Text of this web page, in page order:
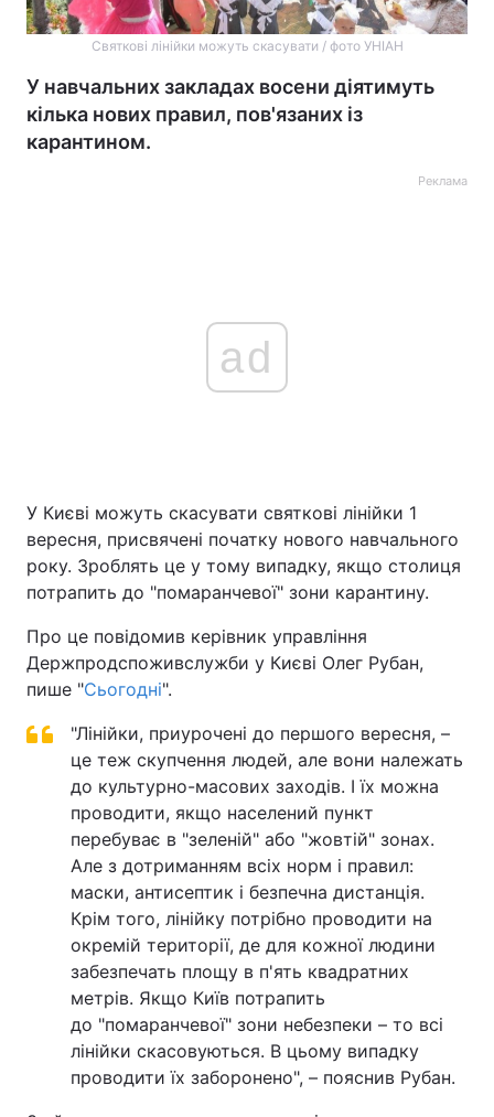
Святкові лінійки можуть скасувати / фото УНІАН
У навчальних закладах восени діятимуть
кілька нових правил, пов'язаних із
карантином.
Реклама
ad
У Києві можуть скасувати святкові лінійки 1
вересня, присвячені початку нового навчального
року. Зроблять це у тому випадку, якщо столиця
потрапить до "помаранчевої" зони карантину.
Про це повідомив керівник управління
Держпродспоживслужби у Києві Олег Рубан,
пише "Сьогодні".
"Лінійки, приурочені до першого вересня, –
це теж скупчення людей, але вони належать
до культурно-масових заходів. І їх можна
проводити, якщо населений пункт
перебуває в "зеленій" або "жовтій" зонах.
Але з дотриманням всіх норм і правил:
маски, антисептик і безпечна дистанція.
Крім того, лінійку потрібно проводити на
окремій території, де для кожної людини
забезпечать площу в п'ять квадратних
метрів. Якщо Київ потрапить
до "помаранчевої" зони небезпеки – то всі
лінійки скасовуються. В цьому випадку
проводити їх заборонено", – пояснив Рубан.